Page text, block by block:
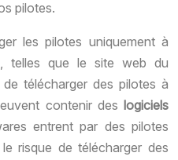
pilotes.
les pilotes uniquement à
telles que le site web du
télécharger des pilotes à
contenir des logiciels
entrent par des pilotes
risque de télécharger des